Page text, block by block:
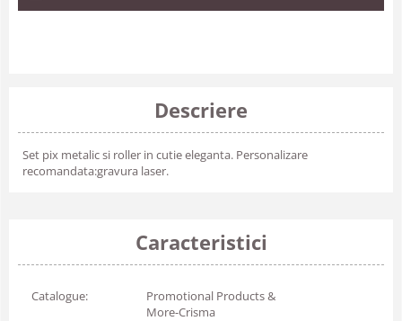
Descriere
Set pix metalic si roller in cutie eleganta. Personalizare
recomandata:gravura laser.
Caracteristici
Catalogue:
Promotional Products &
More-Crisma